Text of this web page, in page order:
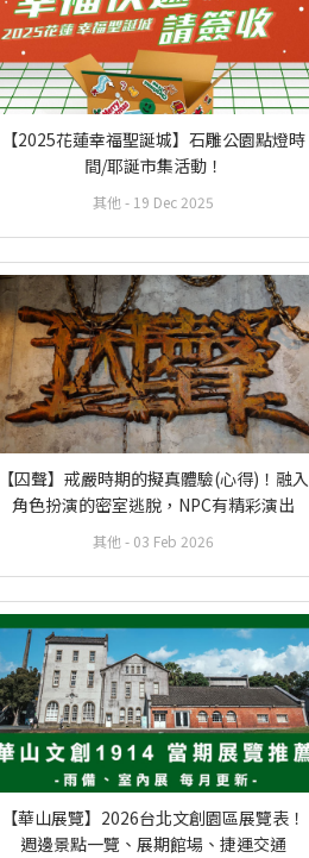
【2025花蓮幸福聖誕城】石雕公園點燈時
間/耶誕市集活動！
其他 - 19 Dec 2025
【囚聲】戒嚴時期的擬真體驗(心得)！融入
角色扮演的密室逃脫，NPC有精彩演出
其他 - 03 Feb 2026
【華山展覽】2026台北文創園區展覽表！
週邊景點一覽、展期館場、捷運交通